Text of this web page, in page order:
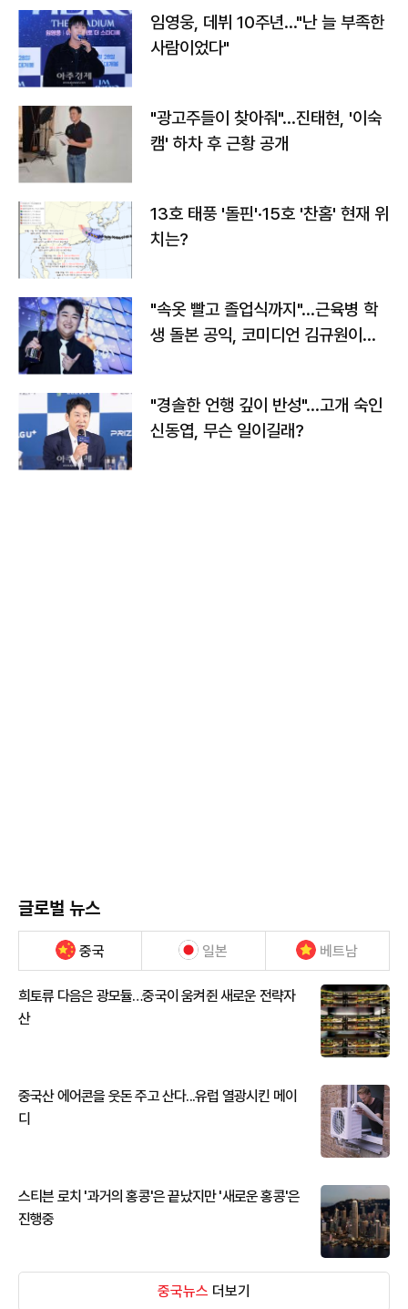
임영웅, 데뷔 10주년…"난 늘 부족한
사람이었다"
"광고주들이 찾아줘"…진태현, '이숙
캠' 하차 후 근황 공개
13호 태풍 '돌핀'·15호 '찬홈' 현재 위
치는?
"속옷 빨고 졸업식까지"…근육병 학
생 돌본 공익, 코미디언 김규원이었
"경솔한 언행 깊이 반성"…고개 숙인
신동엽, 무슨 일이길래?
글로벌 뉴스
중국 일본 베트남
희토류 다음은 광모듈…중국이 움켜쥔 새로운 전략자
산
중국산 에어콘을 웃돈 주고 산다...유럽 열광시킨 메이
디
스티븐 로치 '과거의 홍콩'은 끝났지만 '새로운 홍콩'은
진행중
중국뉴스 더보기